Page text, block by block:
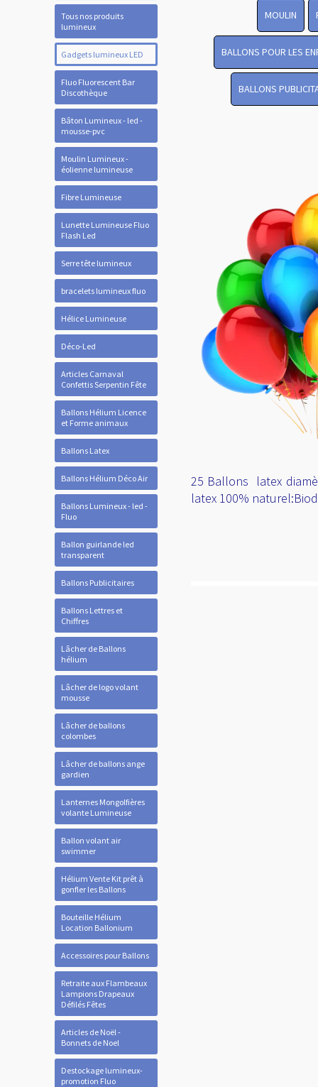
Tous nos produits
lumineux
Gadgets lumineux LED
Fluo Fluorescent Bar
Discothèque
Bâton Lumineux - led -
mousse-pvc
Moulin Lumineux -
éolienne lumineuse
Fibre Lumineuse
Lunette Lumineuse Fluo
Flash Led
Serre tête lumineux
bracelets lumineux fluo
Hélice Lumineuse
Déco-Led
Articles Carnaval
Confettis Serpentin Fête
Ballons Hélium Licence
et Forme animaux
Ballons Latex
Ballons Hélium Déco Air
Ballons Lumineux - led -
Fluo
Ballon guirlande led
transparent
Ballons Publicitaires
Ballons Lettres et
Chiffres
Lâcher de Ballons
hélium
Lâcher de logo volant
mousse
Lâcher de ballons
colombes
Lâcher de ballons ange
gardien
Lanternes Mongolfières
volante Lumineuse
Ballon volant air
swimmer
Hélium Vente Kit prêt à
gonfler les Ballons
Bouteille Hélium
Location Ballonium
Accessoires pour Ballons
Retraite aux Flambeaux
Lampions Drapeaux
Défilés Fêtes
Articles de Noël -
Bonnets de Noel
Destockage lumineux-
promotion Fluo
MOULIN
BALLONS POUR LES
BALLONS
25 Ballons latex
latex 100%